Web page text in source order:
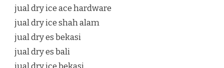
jual dry ice ace hardware
jual dry ice shah alam
jual dry es bekasi
jual dry es bali